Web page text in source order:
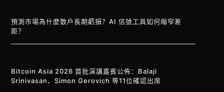
預測市場為什麼散戶長期虧損？AI 信號工具如何縮窄差
距？
Bitcoin Asia 2026 首批演講嘉賓公佈：Balaji
Srinivasan、Simon Gerovich 等11位確認出席